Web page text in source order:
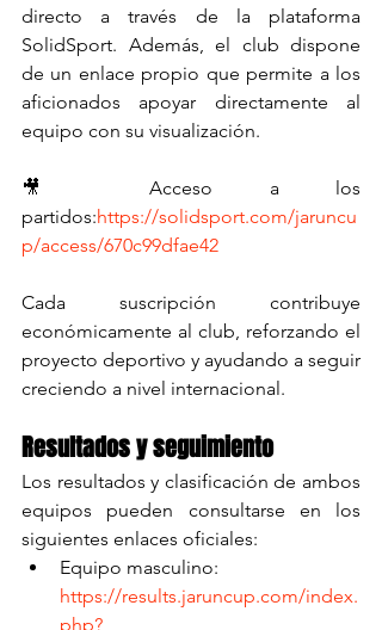
directo a través de la plataforma
SolidSport. Además, el club dispone
de un enlace propio que permite a los
aficionados apoyar directamente al
equipo con su visualización.
🎥 Acceso a los
partidos:https://solidsport.com/jaruncu
p/access/670c99dfae42
Cada suscripción contribuye
económicamente al club, reforzando el
proyecto deportivo y ayudando a seguir
creciendo a nivel internacional.
Resultados y seguimiento
Los resultados y clasificación de ambos
equipos pueden consultarse en los
siguientes enlaces oficiales:
Equipo masculino:
https://results.jaruncup.com/index.
php?